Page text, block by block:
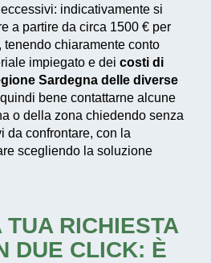
indicativamente si
a partire da circa 1500 € per
tenendo chiaramente conto
impiegato e dei costi di
Sardegna delle diverse
bene contattarne alcune
o della zona chiedendo senza
da confrontare, con la
scegliendo la soluzione
RICHIESTA
DUE CLICK: È